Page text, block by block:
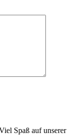
Spaß auf unserer